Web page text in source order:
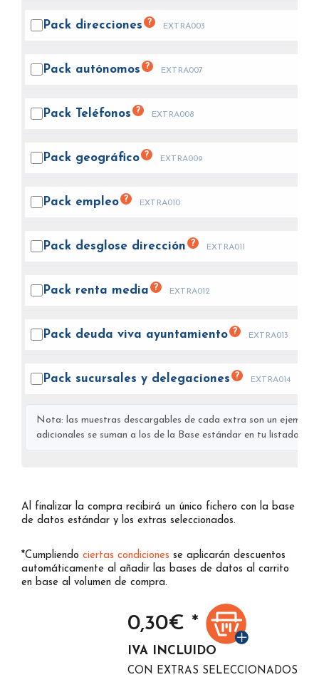
Pack direcciones ? EXTRA003
Pack autónomos ? EXTRA007
Pack Teléfonos ? EXTRA008
Pack geográfico ? EXTRA009
Pack empleo ? EXTRA010
Pack desglose dirección ? EXTRA011
Pack renta media ? EXTRA012
Pack deuda viva ayuntamiento ? EXTRA013
Pack sucursales y delegaciones ? EXTRA014
Nota: las muestras descargables de cada extra son un
adicionales se suman a los de la Base estándar en tu listado
Al finalizar la compra recibirá un único fichero con la base
de datos estándar y los extras seleccionados.
*Cumpliendo ciertas condiciones se aplicarán descuentos
automáticamente al añadir las bases de datos al carrito
en base al volumen de compra.
0,30€ *
IVA INCLUIDO
CON EXTRAS SELECCIONADOS